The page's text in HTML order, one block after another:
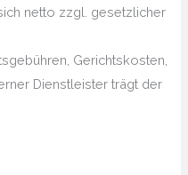
netto zzgl. gesetzlicher
Gerichtskosten,
Dienstleister trägt der